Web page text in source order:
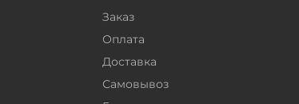
Заказ
Оплата
Доставка
Самовывоз